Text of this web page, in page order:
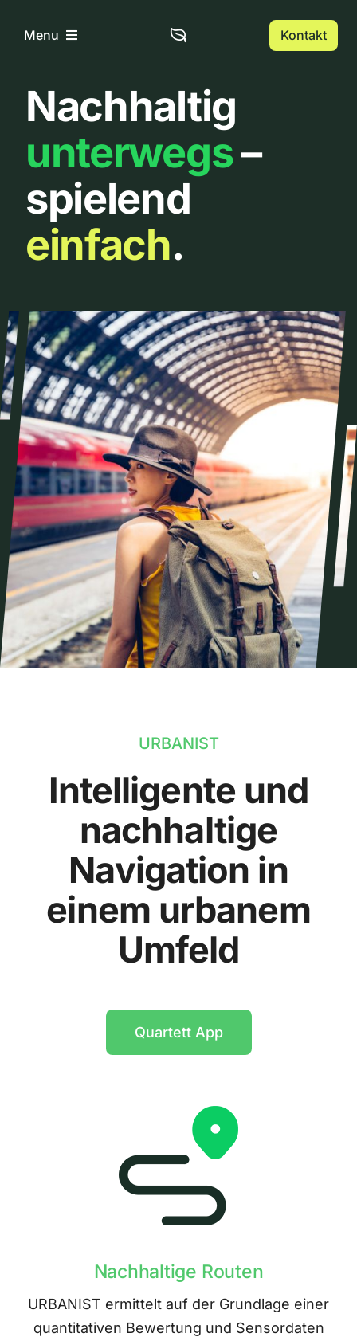
InhaltMenu
Home
Über uns
Urbanlist
Kontakt
Nachhaltig
unterwegs–
spielend
einfach.
URBANIST
Intelligente und
nachhaltige
Navigation in
einem urbanem
Umfeld
Quartett App
Nachhaltige Routen
URBANIST ermittelt auf der Grundlage einer
quantitativen Bewertung und Sensordaten